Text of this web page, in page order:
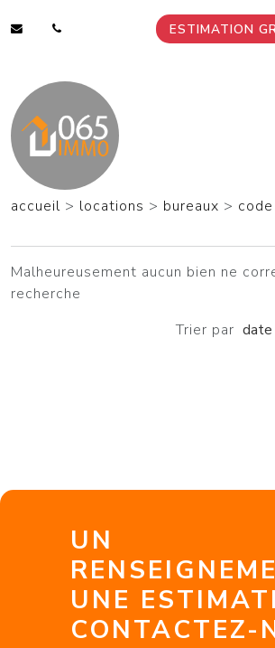
ESTIMATION
accueil > locations > bureaux >
Malheureusement aucun bien ne
recherche
Trier par
UN
UNE
CONTACTEZ-